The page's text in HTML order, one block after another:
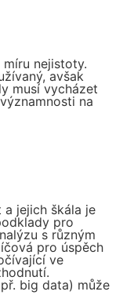
nejistoty.
avšak
musí vycházet
na
a jejich škála je
pro
s různým
pro úspěch
ve
big data) může